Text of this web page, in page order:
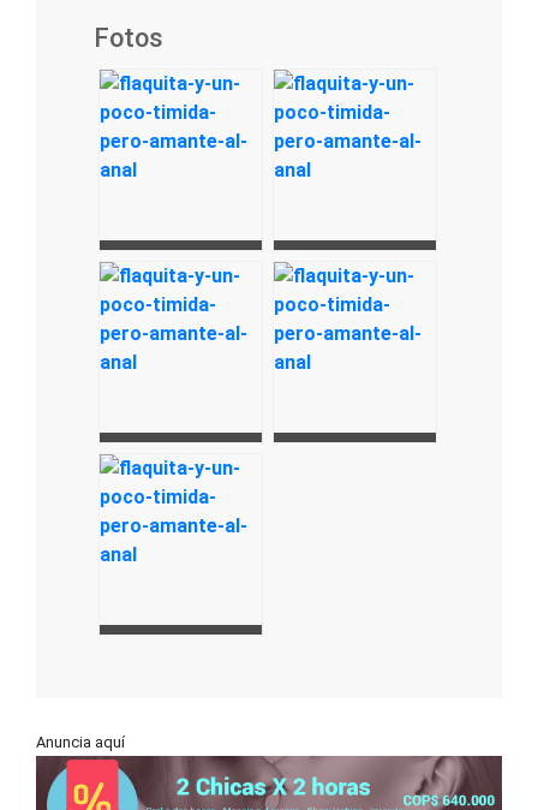
Fotos
Anuncia aquí